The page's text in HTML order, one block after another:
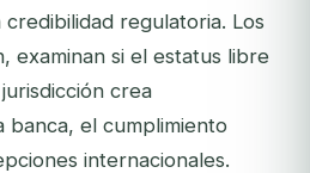
regulatoria. Los
examinan si el estatus libre
crea
banca, el cumplimiento
internacionales.